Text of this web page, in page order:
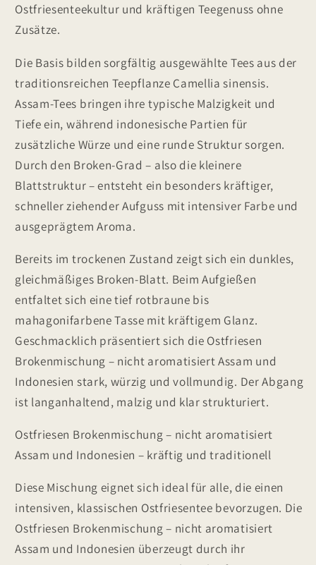
Ostfriesenteekultur und kräftigen Teegenuss ohne
Zusätze.
Die Basis bilden sorgfältig ausgewählte Tees aus der
traditionsreichen Teepflanze Camellia sinensis.
Assam-Tees bringen ihre typische Malzigkeit und
Tiefe ein, während indonesische Partien für
zusätzliche Würze und eine runde Struktur sorgen.
Durch den Broken-Grad – also die kleinere
Blattstruktur – entsteht ein besonders kräftiger,
schneller ziehender Aufguss mit intensiver Farbe und
ausgeprägtem Aroma.
Bereits im trockenen Zustand zeigt sich ein dunkles,
gleichmäßiges Broken-Blatt. Beim Aufgießen
entfaltet sich eine tief rotbraune bis
mahagonifarbene Tasse mit kräftigem Glanz.
Geschmacklich präsentiert sich die Ostfriesen
Brokenmischung – nicht aromatisiert Assam und
Indonesien stark, würzig und vollmundig. Der Abgang
ist langanhaltend, malzig und klar strukturiert.
Ostfriesen Brokenmischung – nicht aromatisiert
Assam und Indonesien – kräftig und traditionell
Diese Mischung eignet sich ideal für alle, die einen
intensiven, klassischen Ostfriesentee bevorzugen. Die
Ostfriesen Brokenmischung – nicht aromatisiert
Assam und Indonesien überzeugt durch ihr